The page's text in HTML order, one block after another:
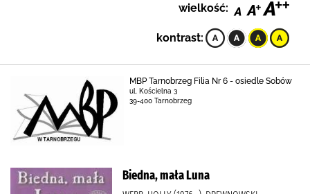
wielkość:
kontrast:
MBP Tarnobrzeg Filia Nr 6 - osiedle Sobów
ul. Kościelna 3
39-400 Tarnobrzeg
Biedna, mała Luna